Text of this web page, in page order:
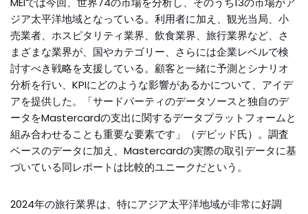
ジア太平洋地域となっている。利用者に加え、観光当局、小
売業者、ホスピタリティ業界、飲食業界、旅行業界など、さ
まざまな業界が、国やカテゴリー、さらには企業レベルで検
討すべき戦略を支援している。顧客と一緒に予測とシナリオ
分析を行い、KPIにどのような影響があるかについて、アイデ
アを提供した。「サードパーティのデータソースと独自のデ
ータをMastercardの支出に関するデータプラットフォームと
組み合わせることも重要な要素です」（デビッド氏）。調査
ベースのデータに加え、Mastercardの実際の取引データに基
づいている同レポートは比較的ユニークだという。
2024年の旅行業界は、特にアジア太平洋地域が非常に好調